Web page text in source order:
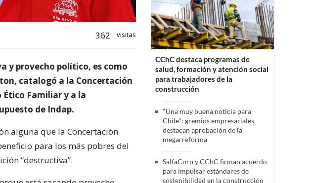
362 visitas
y provecho político, es como
catalogó a la Concertación
Ético Familiar y a la
de Indap.
alguna que la Concertación
para los más pobres del
“destructiva”.
CChC destaca programas de
salud, formación y atención social
para trabajadores de la
construcción
"Una muy buena noticia para
Chile": gremios empresariales
destacan aprobación de la
megarreforma
SalfaCorp y CChC firman acuerdo
para impulsar estándares de
sostenibilidad en la construcción